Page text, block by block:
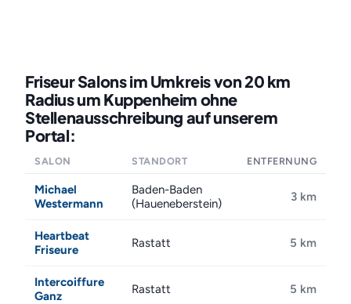
Friseur Salons im Umkreis von 20 km
Radius um Kuppenheim ohne
Stellenausschreibung auf unserem
Portal:
SALON STANDORT ENTFERNUNG
Michael
Westermann
Baden-Baden
(Haueneberstein)
3 km
Heartbeat
Friseure
Rastatt 5 km
Intercoiffure
Ganz
Rastatt 5 km